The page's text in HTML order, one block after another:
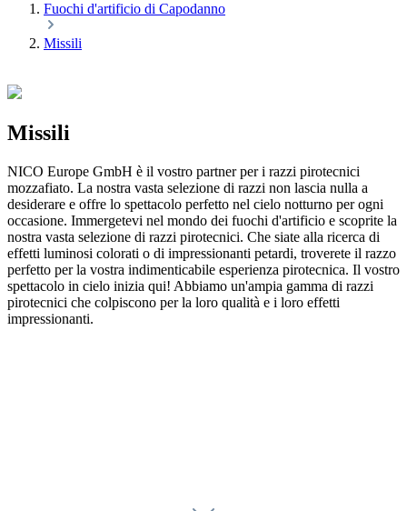
Fuochi d'artificio di Capodanno
Missili
Missili
NICO Europe GmbH è il vostro partner per i razzi pirotecnici
mozzafiato. La nostra vasta selezione di razzi non lascia nulla a
desiderare e offre lo spettacolo perfetto nel cielo notturno per ogni
occasione. Immergetevi nel mondo dei fuochi d'artificio e scoprite la
nostra vasta selezione di razzi pirotecnici. Che siate alla ricerca di
effetti luminosi colorati o di impressionanti petardi, troverete il razzo
perfetto per la vostra indimenticabile esperienza pirotecnica. Il vostro
spettacolo in cielo inizia qui! Abbiamo un'ampia gamma di razzi
pirotecnici che colpiscono per la loro qualità e i loro effetti
impressionanti.